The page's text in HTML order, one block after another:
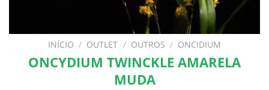
INÍCIO / OUTLET / OUTROS / ONCIDIUM
ONCYDIUM TWINCKLE AMARELA
MUDA